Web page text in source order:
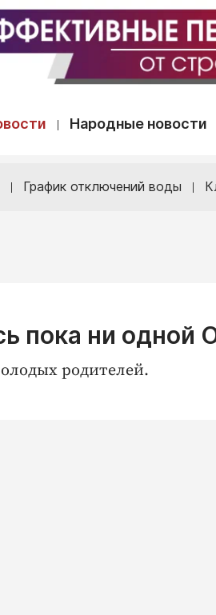
Народные новости
График отключений воды
пока ни
родителей.